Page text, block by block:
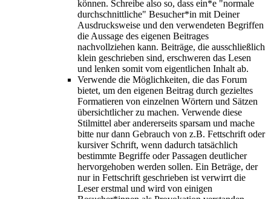
können. Schreibe also so, dass ein*e "normale
durchschnittliche" Besucher*in mit Deiner
Ausdrucksweise und den verwendeten Begriffen
die Aussage des eigenen Beitrages
nachvollziehen kann. Beiträge, die ausschließlich
klein geschrieben sind, erschweren das Lesen
und lenken somit vom eigentlichen Inhalt ab.
Verwende die Möglichkeiten, die das Forum
bietet, um den eigenen Beitrag durch gezieltes
Formatieren von einzelnen Wörtern und Sätzen
übersichtlicher zu machen. Verwende diese
Stilmittel aber andererseits sparsam und mache
bitte nur dann Gebrauch von z.B. Fettschrift oder
kursiver Schrift, wenn dadurch tatsächlich
bestimmte Begriffe oder Passagen deutlicher
hervorgehoben werden sollen. Ein Beträge, der
nur in Fettschrift geschrieben ist verwirrt die
Leser erstmal und wird von einigen